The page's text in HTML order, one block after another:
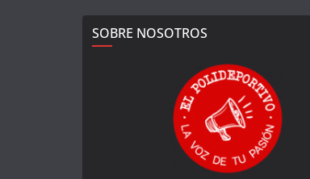
SOBRE NOSOTROS